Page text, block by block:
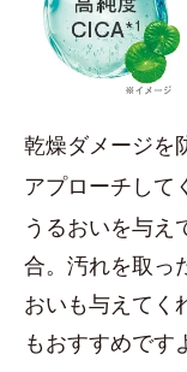
乾燥ダメージを
アプローチして
うるおいを与え
合。汚れを取っ
おいも与えてく
もおすすめです